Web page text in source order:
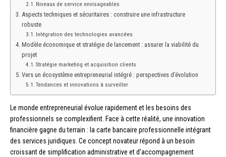
Niveaux de service envisageables
Aspects techniques et sécuritaires : construire une infrastructure
robuste
Intégration des technologies avancées
Modèle économique et stratégie de lancement : assurer la viabilité du
projet
Stratégie marketing et acquisition clients
Vers un écosystème entrepreneurial intégré : perspectives d’évolution
Tendances et innovations à surveiller
Le monde entrepreneurial évolue rapidement et les besoins des
professionnels se complexifient. Face à cette réalité, une innovation
financière gagne du terrain : la carte bancaire professionnelle intégrant
des services juridiques. Ce concept novateur répond à un besoin
croissant de simplification administrative et d’accompagnement